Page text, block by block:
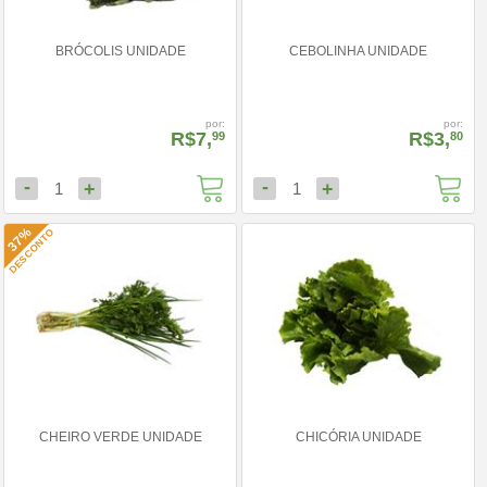
BRÓCOLIS UNIDADE
por:
R$7,99
- 1 +
CEBOLINHA UNIDADE
por:
R$3,80
- 1 +
37%
DESCONTO
CHEIRO VERDE UNIDADE CHICÓRIA UNIDADE